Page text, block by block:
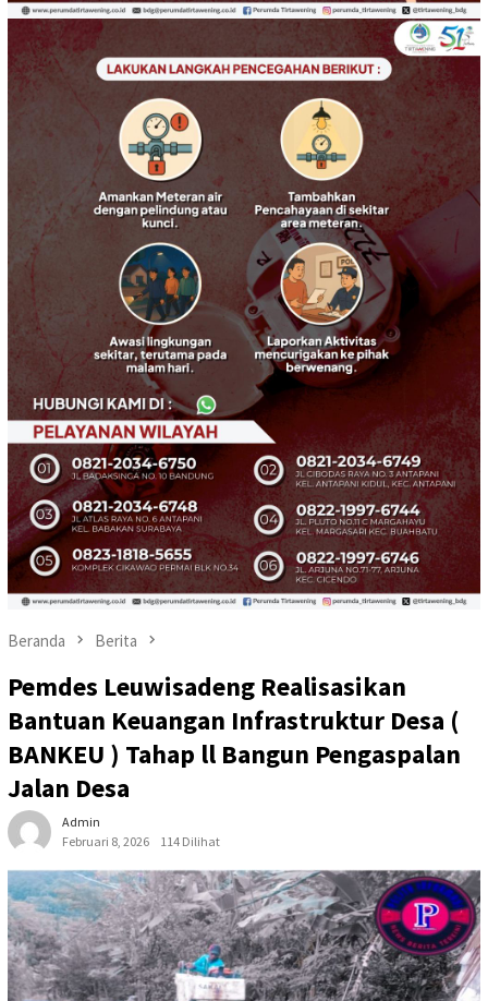
Beranda Berita
Pemdes Leuwisadeng Realisasikan
Bantuan Keuangan Infrastruktur Desa (
BANKEU ) Tahap ll Bangun Pengaspalan
Jalan Desa
Admin
Februari 8, 2026
114 Dilihat